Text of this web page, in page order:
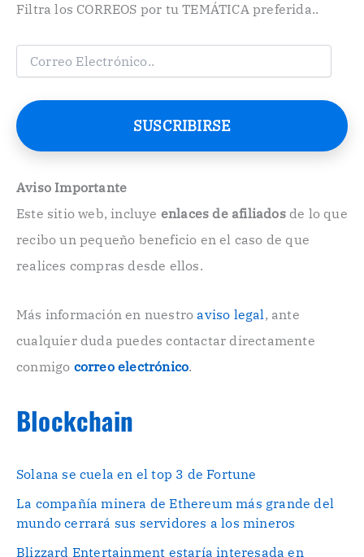
Filtra los CORREOS por tu TEMÁTICA preferida..
C
e
o
e
t
ó
n
o
.
SUSCRIBIRSE
Aviso Importante
Este sitio web, incluye enlaces de afiliadosde lo que
recibo un pequeño beneficio en el caso de que
realices compras desde ellos.
Más información en nuestroaviso legal, ante
cualquier duda puedes contactar directamente
conmigo correo electrónico.
Blockchain
Solana se cuela en el top 3 de Fortune
La compañía minera de Ethereum más grande del
mundo cerrará sus servidores a los mineros
Blizzard Entertainment estaría interesada en